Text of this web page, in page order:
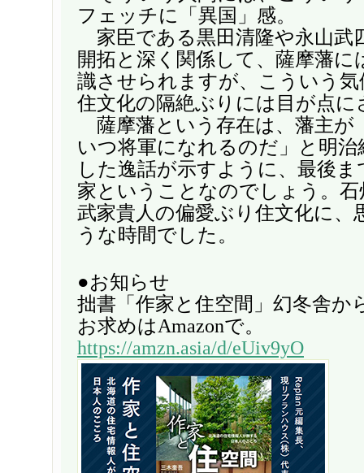
フェッチに「異国」感。
家臣である黒田清隆や永山武
開拓と深く関係して、薩摩藩に
識させられますが、こういう
住文化の隔絶ぶりには目が点に
薩摩藩という存在は、藩主が
いつ将軍になれるのだ」と明治
した逸話が示すように、最後
家ということなのでしょう。
武家貴人の偏愛ぶり住文化に、
うな時間でした。
●お知らせ
拙書「作家と住空間」幻冬舎か
お求めはAmazonで。
https://amzn.asia/d/eUiv9yO